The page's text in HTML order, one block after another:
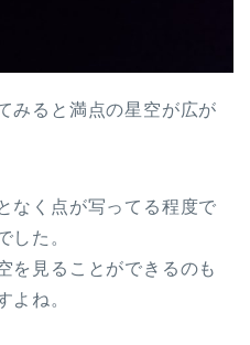
みると満点の星空が広が
なく点が写ってる程度で
した。
を見ることができるのも
よね。